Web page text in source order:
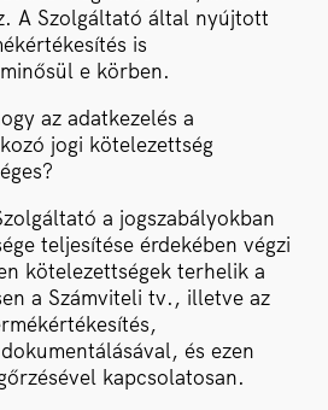
A Szolgáltató által nyújtott
is
e körben.
az adatkezelés a
jogi kötelezettség
a jogszabályokban
teljesítése érdekében végzi
kötelezettségek terhelik a
a Számviteli tv., illetve az
és ezen
kapcsolatosan.